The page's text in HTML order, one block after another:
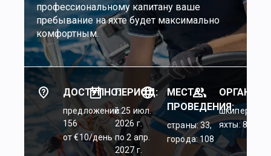
профессиональному капитану ваше
пребывание на яхте будет максимально
комфортным.
ДОСТУПНО:
предложений:
156
от €10/день
ПЕРИОД:
c 25 июл.
2026 г.
по 2 апр.
2027 г.
МЕСТА
ПРОВЕДЕНИЯ:
страны: 33,
города: 108
шкиперы: 45,
яхты: 84